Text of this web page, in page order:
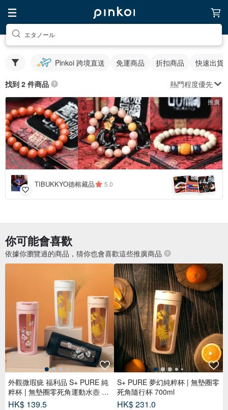
エタノール
Pinkoi 跨境直送 免運商品 折扣商品 快速出貨
找到 2 件商品 熱門程度優先
推廣
TIBUKKYO德榕藏品 5.0 +4
你可能會喜歡
依據你瀏覽過的商品，猜你也會喜歡這些推廣商品
外觀微瑕疵 福利品 S+ PURE 純
粹杯 | 無墊圈零死角運動水壺 70
0m
HK$ 139.5
S+ PURE 夢幻純粹杯 | 無墊圈零
死角隨行杯 700ml
HK$ 231.0